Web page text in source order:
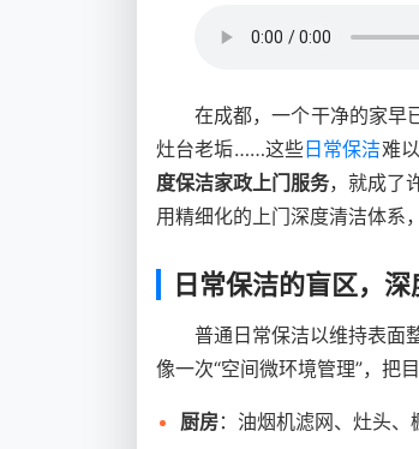
在成都，一个干净的家早
灶台老垢……这些 日常保洁难
度保洁家政上门服务，就成了
用精细化的上门深度清洁体系
日常保洁的盲区，深
普通日常保洁以维持表面
像一次“空间微环境管理”，把
厨房：油烟机滤网、灶头、